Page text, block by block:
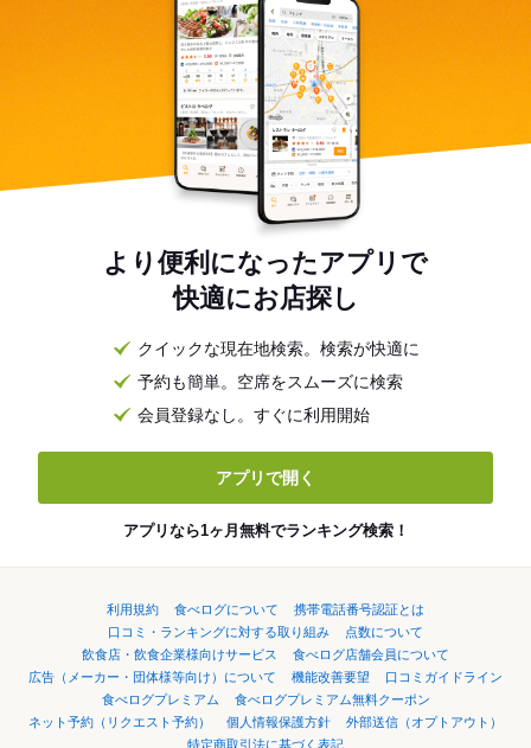
より便利になったアプリで
快適にお店探し
クイックな現在地検索。検索が快適に
予約も簡単。空席をスムーズに検索
会員登録なし。すぐに利用開始
アプリで開く
アプリなら1ヶ月無料でランキング検索！
利用規約 食べログについて
携帯電話番号認証とは
口コミ・ランキングに対する取り組み
点数について
飲食店・飲食企業様向けサービス
食べログ店舗会員について
広告（メーカー・団体様等向け）について
機能改善要望
口コミガイドライン
食べログプレミアム
食べログプレミアム無料クーポン
ネット予約（リクエスト予約）
個人情報保護方針
外部送信（オプトアウト）
特定商取引法に基づく表記